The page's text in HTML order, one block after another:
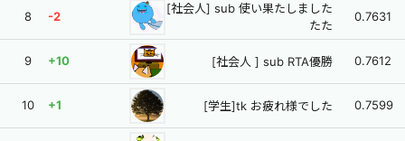
8 -2
[社会人] sub 使い果たしました
たた
0.7631
9 +10 [社会人 ] sub RTA優勝 0.7612
10 +1 [学生]tk お疲れ様でした 0.7599